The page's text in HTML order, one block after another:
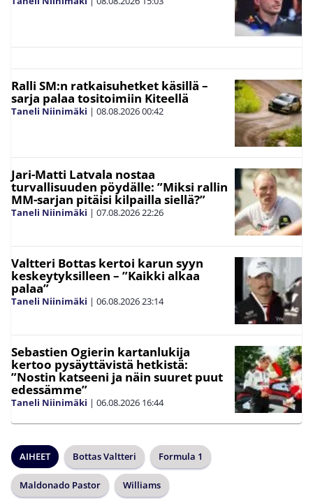
Ralli SM:n ratkaisuhetket käsillä –
sarja palaa tositoimiin Kiteellä
Taneli Niinimäki | 08.08.202600:42
Jari-Matti Latvala nostaa
turvallisuuden pöydälle: ”Miksi rallin
MM-sarjan pitäisi kilpailla siellä?”
Taneli Niinimäki | 07.08.2026 22:26
Valtteri Bottas kertoi karun syyn
keskeytyksilleen – ”Kaikki alkaa
palaa”
Taneli Niinimäki | 06.08.2026 23:14
Sebastien Ogierin kartanlukija
kertoo pysäyttävistä hetkistä:
”Nostin katseeni ja näin suuret puut
edessämme”
Taneli Niinimäki | 06.08.2026 16:44
AIHEET Bottas Valtteri Formula 1
Maldonado Pastor Williams